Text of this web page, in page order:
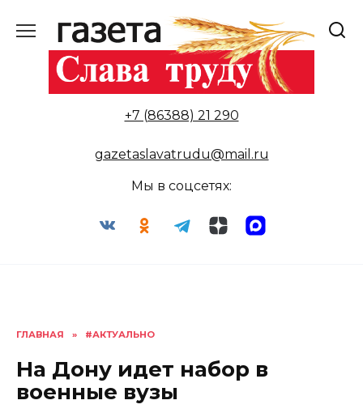
содержанию
+7 (86388) 21 290
gazetaslavatrudu@mail.ru
Мы в соцсетях:
ГЛАВНАЯ » #АКТУАЛЬНО
На Дону идет набор в
военные вузы